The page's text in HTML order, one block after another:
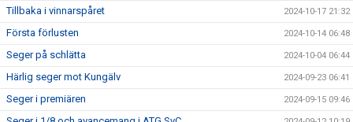
Tillbaka i vinnarspåret 2024-10-17 21:32
Första förlusten 2024-10-14 06:48
Seger på schlätta 2024-10-04 06:44
Härlig seger mot Kungälv 2024-09-23 06:41
Seger i premiären 2024-09-15 09:46